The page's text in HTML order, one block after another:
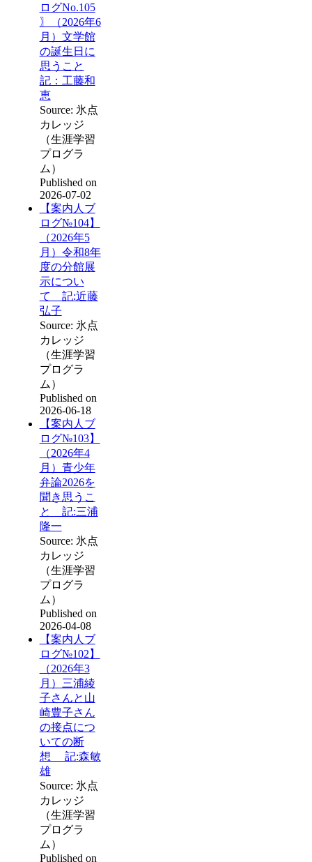
ログNo.105
〗（2026年6
月）文学館
の誕生日に
思うこと
記：工藤和
恵
Source: 氷点
カレッジ
（生涯学習
プログラ
ム）
Published on
2026-07-02
【案内人ブ
ログ№104】
（2026年5
月）令和8年
度の分館展
示につい
て 記:近藤
弘子
Source: 氷点
カレッジ
（生涯学習
プログラ
ム）
Published on
2026-06-18
【案内人ブ
ログ№103】
（2026年4
月）青少年
弁論2026を
聞き思うこ
と 記:三浦
隆一
Source: 氷点
カレッジ
（生涯学習
プログラ
ム）
Published on
2026-04-08
【案内人ブ
ログ№102】
（2026年3
月）三浦綾
子さんと山
崎豊子さん
の接点につ
いての断
想 記:森敏
雄
Source: 氷点
カレッジ
（生涯学習
プログラ
ム）
Published on